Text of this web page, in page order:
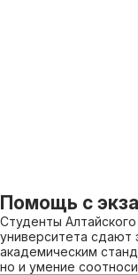
Помощь с
Студенты
университета сдают
академическим
но и умение